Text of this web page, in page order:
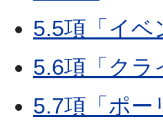
5.5項「イベ
5.6項「クラ
5.7項「ポー